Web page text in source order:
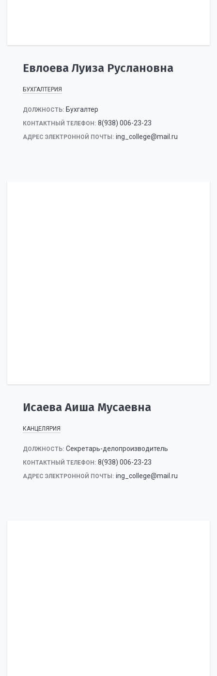
Евлоева Луиза Руслановна
БУХГАЛТЕРИЯ
ДОЛЖНОСТЬ: Бухгалтер
КОНТАКТНЫЙ ТЕЛЕФОН: 8(938) 006-23-23
АДРЕС ЭЛЕКТРОННОЙ ПОЧТЫ: ing_college@mail.ru
Исаева Аиша Мусаевна
КАНЦЕЛЯРИЯ
ДОЛЖНОСТЬ: Секретарь-делопроизводитель
КОНТАКТНЫЙ ТЕЛЕФОН: 8(938) 006-23-23
АДРЕС ЭЛЕКТРОННОЙ ПОЧТЫ: ing_college@mail.ru